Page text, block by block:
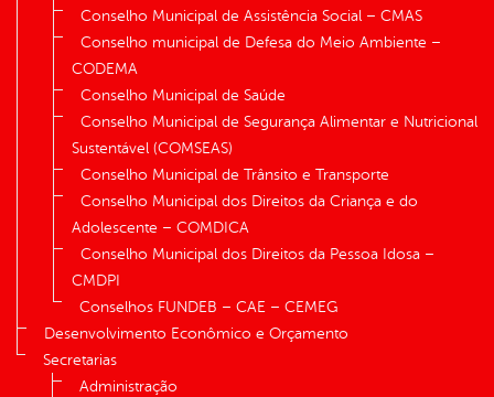
Conselho Municipal de Assistência Social – CMAS
Conselho municipal de Defesa do Meio Ambiente –
CODEMA
Conselho Municipal de Saúde
Conselho Municipal de Segurança Alimentar e Nutricional
Sustentável (COMSEAS)
Conselho Municipal de Trânsito e Transporte
Conselho Municipal dos Direitos da Criança e do
Adolescente – COMDICA
Conselho Municipal dos Direitos da Pessoa Idosa –
CMDPI
Conselhos FUNDEB – CAE – CEMEG
Desenvolvimento Econômico e Orçamento
Secretarias
Administração